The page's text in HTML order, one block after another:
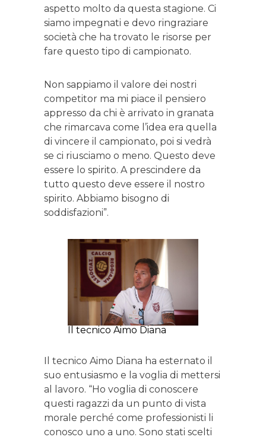
aspetto molto da questa stagione. Ci
siamo impegnati e devo ringraziare
società che ha trovato le risorse per
fare questo tipo di campionato.
Non sappiamo il valore dei nostri
competitor ma mi piace il pensiero
appresso da chi è arrivato in granata
che rimarcava come l’idea era quella
di vincere il campionato, poi si vedrà
se ci riusciamo o meno. Questo deve
essere lo spirito. A prescindere da
tutto questo deve essere il nostro
spirito. Abbiamo bisogno di
soddisfazioni”.
Il tecnico Aimo Diana
Il tecnico Aimo Diana ha esternato il
suo entusiasmo e la voglia di mettersi
al lavoro. “Ho voglia di conoscere
questi ragazzi da un punto di vista
morale perché come professionisti li
conosco uno a uno. Sono stati scelti